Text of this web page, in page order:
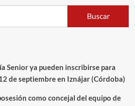
Buscar
Senior ya pueden inscribirse para
de septiembre en Iznájar (Córdoba)
como concejal del equipo de